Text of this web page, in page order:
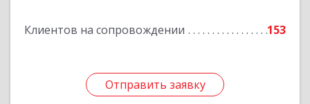
Клиентов на сопровождении 153
Отправить заявку
Отправить заявку